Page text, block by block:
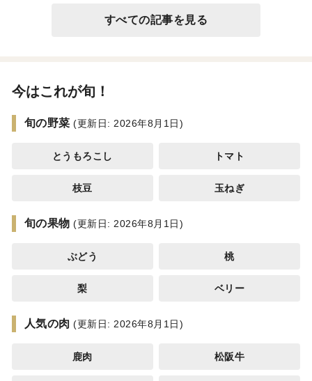
すべての記事を見る
今はこれが旬！
旬の野菜(更新日: 2026年8月1日)
とうもろこし トマト
枝豆 玉ねぎ
旬の果物(更新日: 2026年8月1日)
ぶどう 桃
梨 ベリー
人気の肉(更新日: 2026年8月1日)
鹿肉 松阪牛